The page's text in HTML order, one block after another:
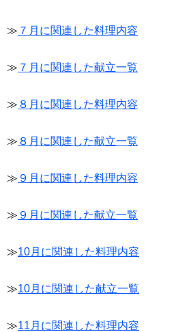
≫ ７月に関連した料理内容
≫ ７月に関連した献立一覧
≫ ８月に関連した料理内容
≫ ８月に関連した献立一覧
≫ ９月に関連した料理内容
≫ ９月に関連した献立一覧
≫10月に関連した料理内容
≫10月に関連した献立一覧
≫11月に関連した料理内容